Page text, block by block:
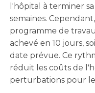
l'hôpital à terminer
semaines.
programme de
achevé en 10 jours,
date prévue. Ce
réduit les coûts de
perturbations pour